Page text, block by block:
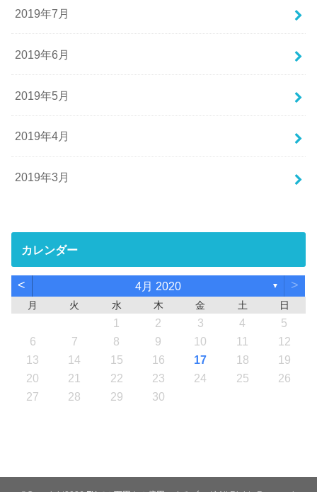
2019年7月
2019年6月
2019年5月
2019年4月
2019年3月
カレンダー
< 4月 2020 ▼ >
月 火 水 木 金 土 日
1 2 3 4
5
6
7 8 9 10 11
12
13
14 15 16 17 18
19
20
21 22 23 24 25
26
27
28 29 30